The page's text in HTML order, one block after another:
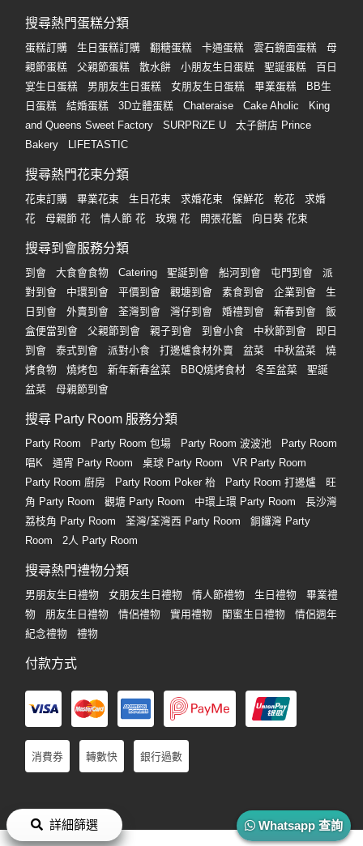
Whatsapp 查詢
詳細篩選
搜尋熱門蛋糕分類
蛋糕訂購 生日蛋糕訂購 翻糖蛋糕 卡通蛋糕 雲石鏡面蛋糕
母
親節蛋糕
父親節蛋糕 散水餅 小朋友生日蛋糕 聖誕蛋糕
百日
宴生日蛋糕
男朋友生日蛋糕 女朋友生日蛋糕 畢業蛋糕
BB生
日蛋糕
結婚蛋糕 3D立體蛋糕 Chateraise Cake Aholic
King
and Queens Sweet Factory
SURPRiZE U
太子餅店 Prince
Bakery
LIFETASTIC
搜尋熱門花束分類
花束訂購 畢業花束 生日花束 求婚花束 保鮮花 乾花
求婚
花
母親節 花 情人節 花 玫瑰 花 開張花籃 向日葵 花束
搜尋到會服務分類
到會 大食會食物 Catering 聖誕到會 船河到會 屯門到會
派
對到會
中環到會 平價到會 觀塘到會 素食到會 企業到會
生
日到會
外賣到會 荃灣到會 灣仔到會 婚禮到會 新春到會
飯
盒便當到會
父親節到會 親子到會 到會小食 中秋節到會
即日
到會
泰式到會 派對小食 打邊爐食材外賣 盆菜 中秋盆菜
燒
烤食物
燒烤包 新年新春盆菜 BBQ燒烤食材 冬至盆菜
聖誕
盆菜
母親節到會
搜尋 Party Room 服務分類
Party Room Party Room 包場 Party Room 波波池
Party Room
唱K
通宵 Party Room 桌球 Party Room
VR Party Room
Party Room 廚房
Party Room Poker 枱 Party Room 打邊爐
旺
角 Party Room
觀塘 Party Room 中環上環 Party Room
長沙灣
荔枝角 Party Room
荃灣/荃灣西 Party Room
銅鑼灣 Party
Room
2人 Party Room
搜尋熱門禮物分類
男朋友生日禮物 女朋友生日禮物 情人節禮物 生日禮物
畢業禮
物
朋友生日禮物 情侶禮物 實用禮物 閨蜜生日禮物
情侶週年
紀念禮物
禮物
付款方式
消費券 轉數快 銀行過數